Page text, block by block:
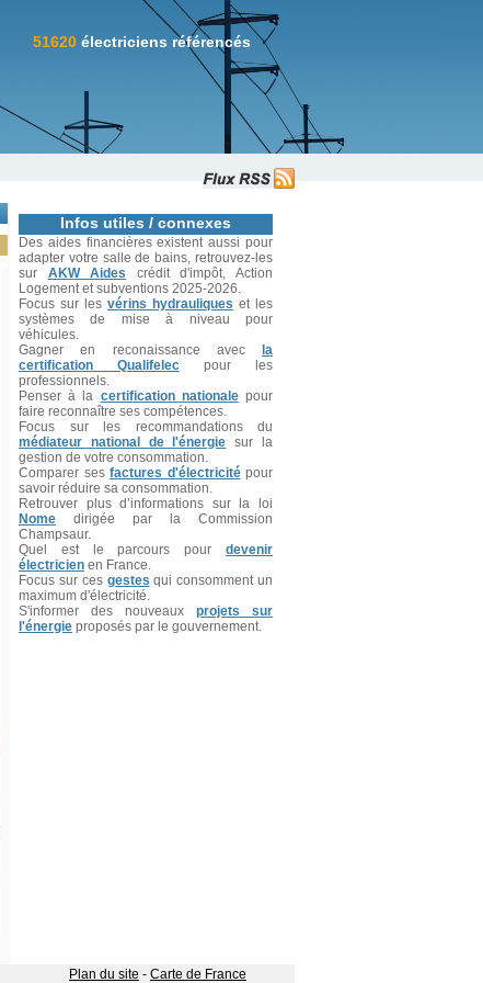
51620 électriciens référencés
Infos utiles / connexes
Des aides financières existent aussi pour
adapter votre salle de bains, retrouvez-les
sur AKW Aides crédit d'impôt, Action
Logement et subventions 2025-2026.
Focus sur les vérins hydrauliques et les
systèmes de mise à niveau pour
véhicules.
Gagner en reconaissance avec
la
certification Qualifelec pour les
professionnels.
Penser à la certification nationalepour
faire reconnaître ses compétences.
Focus sur les recommandations du
médiateur national de l'énergie sur la
gestion de votre consommation.
Comparer ses factures d'électricitépour
savoir réduire sa consommation.
Retrouver plus d’informations sur la loi
Nome dirigée par la Commission
Champsaur.
Quel est le parcours pour devenir
électricien en France.
Focus sur ces gestes qui consomment un
maximum d'électricité.
S'informer des nouveaux projets sur
l'énergie proposés par le gouvernement.
Plan du site - Carte de France